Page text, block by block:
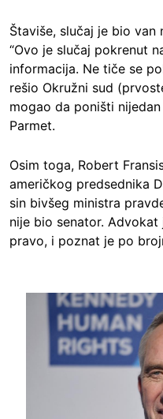
Štaviše, slučaj je bio van
“Ovo je slučaj pokrenut
informacija. Ne tiče se
rešio Okružni sud
mogao da poništi
Parmet.
Osim toga, Robert
američkog predsednika
sin bivšeg ministra
nije bio senator.
pravo, i poznat je po